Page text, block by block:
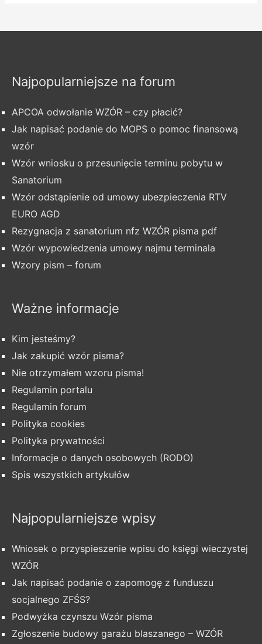
Najpopularniejsze na forum
APCOA odwołanie WZÓR – czy płacić?
Jak napisać podanie do MOPS o pomoc finansową
wzór
Wzór wniosku o przesunięcie terminu pobytu w
Sanatorium
Wzór odstąpienie od umowy ubezpieczenia RTV
EURO AGD
Rezygnacja z sanatorium nfz WZÓR pisma pdf
Wzór wypowiedzenia umowy najmu terminala
Wzory pism – forum
Ważne informacje
Kim jesteśmy?
Jak zakupić wzór pisma?
Nie otrzymałem wzoru pisma!
Regulamin portalu
Regulamin forum
Polityka cookies
Polityka prywatności
Informacje o danych osobowych (RODO)
Spis wszystkich artykułów
Najpopularniejsze wpisy
Wniosek o przyspieszenie wpisu do księgi wieczystej
WZÓR
Jak napisać podanie o zapomogę z funduszu
socjalnego ZFŚS?
Podwyżka czynszu Wzór pisma
Zgłoszenie budowy garażu blaszanego – WZÓR